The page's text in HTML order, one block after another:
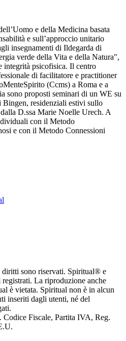
e della Medicina basata
e sull’approccio unitario
insegnamenti di Ildegarda di
verde della Vita e della Natura",
integrità psicofisica. Il centro
di facilitatore e practitioner
(Ccms) a Roma e a
sono proposti seminari di un WE su
residenziali estivi sullo
D.ssa Marie Noelle Urech. A
con il Metodo
e con il Metodo Connessioni
sono riservati. Spiritual® e
La riproduzione anche
è vietata. Spiritual non è in alcun
inseriti dagli utenti, né del
Codice Fiscale, Partita IVA, Reg.